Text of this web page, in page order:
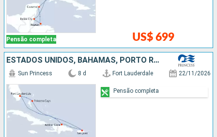
Pensão completa US$ 699
ESTADOS UNIDOS, BAHAMAS, PORTO RICO, REPUBLICA DOMINICANA
Sun Princess 8 d Fort Lauderdale 22/11/2026
Pensão completa